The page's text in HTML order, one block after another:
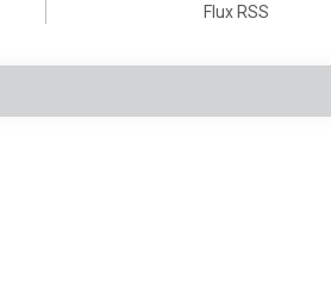
Flux RSS